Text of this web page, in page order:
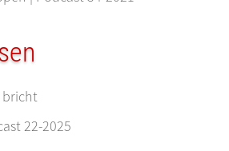
bricht
22-2025